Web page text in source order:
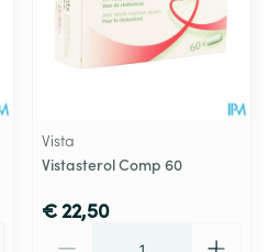
Vista
Vistasterol Comp 60
€ 22,50